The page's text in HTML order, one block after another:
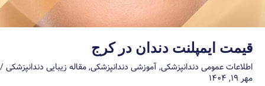
قیمت ایمپلنت دندان در کرج
اطلاعات عمومی دندانپزشکی,آموزشی دندانپزشکی,مقاله زیبایی دندانپزشکی/
مهر ۱۹, ۱۴۰۴